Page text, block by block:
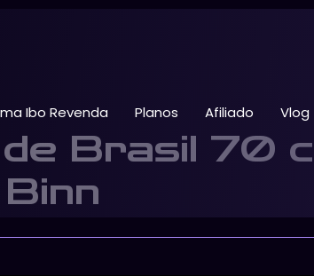
Ibo Revenda Planos Afiliado Vlog
Brasil 70